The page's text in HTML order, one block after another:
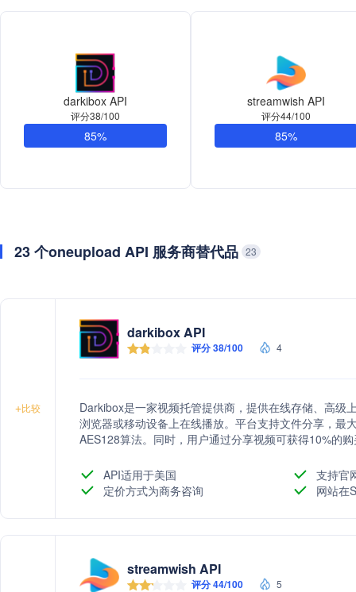
darkibox API
评分38/100
85%
streamwish API
评分44/100
85%
23 个oneupload API 服务商替代品 23
+比较
darkibox API
评分 38/100 4
Darkibox是一家视频托管提供商，提供在线存储、高级
浏览器或移动设备上在线播放。平台支持文件分享，最
AES128算法。同时，用户通过分享视频可获得10%的
API适用于美国
支持官
定价方式为商务咨询
网站在
streamwish API
评分 44/100 5